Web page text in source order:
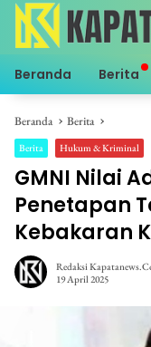
Langsung
konten
Beranda Berita
Beranda Berita
Berita Hukum & Kriminal
GMNI Nilai
Penetapan
Kebakaran
Redaksi
19 April 2025